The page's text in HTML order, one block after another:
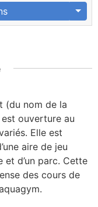
(du nom de la
ouverture au
Elle est
aire de jeu
et d’un parc. Cette
des cours de